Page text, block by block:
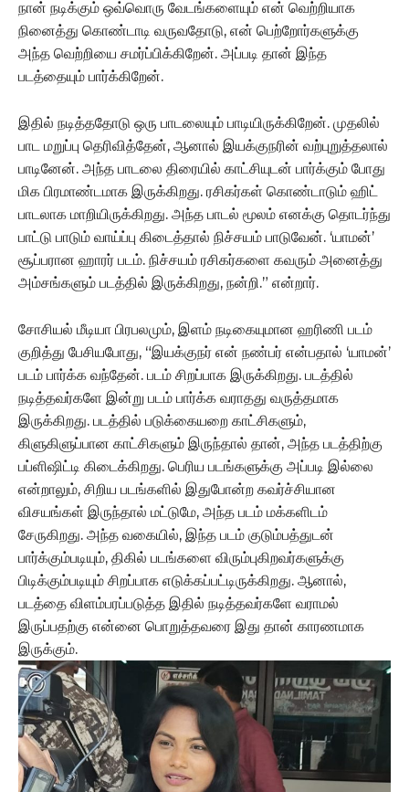
நான் நடிக்கும் ஒவ்வொரு வேடங்களையும் என் வெற்றியாக
நினைத்து கொண்டாடி வருவதோடு, என் பெற்றோர்களுக்கு
அந்த வெற்றியை சமர்ப்பிக்கிறேன். அப்படி தான் இந்த
படத்தையும் பார்க்கிறேன்.
இதில் நடித்ததோடு ஒரு பாடலையும் பாடியிருக்கிறேன். முதலில்
பாட மறுப்பு தெரிவித்தேன், ஆனால் இயக்குநரின் வற்புறுத்தலால்
பாடினேன். அந்த பாடலை திரையில் காட்சியுடன் பார்க்கும் போது
மிக பிரமாண்டமாக இருக்கிறது. ரசிகர்கள் கொண்டாடும் ஹிட்
பாடலாக மாறியிருக்கிறது. அந்த பாடல் மூலம் எனக்கு தொடர்ந்து
பாட்டு பாடும் வாய்ப்பு கிடைத்தால் நிச்சயம் பாடுவேன். ‘யாமன்’
சூப்பரான ஹாரர் படம். நிச்சயம் ரசிகர்களை கவரும் அனைத்து
அம்சங்களும் படத்தில் இருக்கிறது, நன்றி.” என்றார்.
சோசியல் மீடியா பிரபலமும், இளம் நடிகையுமான ஹரிணி படம்
குறித்து பேசியபோது, “இயக்குநர் என் நண்பர் என்பதால் ‘யாமன்’
படம் பார்க்க வந்தேன். படம் சிறப்பாக இருக்கிறது. படத்தில்
நடித்தவர்களே இன்று படம் பார்க்க வராதது வருத்தமாக
இருக்கிறது. படத்தில் படுக்கையறை காட்சிகளும்,
கிளுகிளுப்பான காட்சிகளும் இருந்தால் தான், அந்த படத்திற்கு
பப்ளிஷிட்டி கிடைக்கிறது. பெரிய படங்களுக்கு அப்படி இல்லை
என்றாலும், சிறிய படங்களில் இதுபோன்ற கவர்ச்சியான
விசயங்கள் இருந்தால் மட்டுமே, அந்த படம் மக்களிடம்
சேருகிறது. அந்த வகையில், இந்த படம் குடும்பத்துடன்
பார்க்கும்படியும், திகில் படங்களை விரும்புகிறவர்களுக்கு
பிடிக்கும்படியும் சிறப்பாக எடுக்கப்பட்டிருக்கிறது. ஆனால்,
படத்தை விளம்பரப்படுத்த இதில் நடித்தவர்களே வராமல்
இருப்பதற்கு என்னை பொறுத்தவரை இது தான் காரணமாக
இருக்கும்.